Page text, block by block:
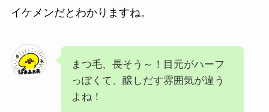
イケメンだとわかりますね。
まつ毛、長そう～！目元がハーフ
っぽくて、醸しだす雰囲気が違う
よね！